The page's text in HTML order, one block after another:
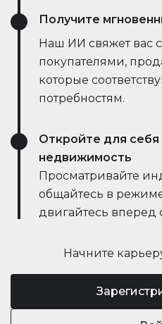
Начните
Получите
Наш ИИ свяжет вас
покупателями,
которые
потребностям.
Откройте для
недвижимость
Просматривайте
общайтесь в
двигайтесь вперед